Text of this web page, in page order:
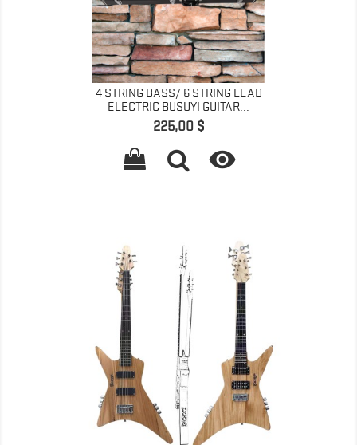
4 STRING BASS/ 6 STRING LEAD
ELECTRIC BUSUYI GUITAR...
Prix
225,00 $
